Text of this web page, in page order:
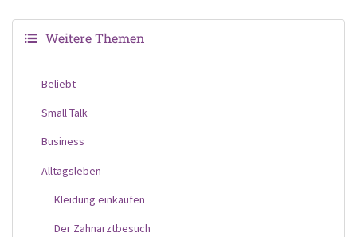
Weitere Themen
Beliebt
Small Talk
Business
Alltagsleben
Kleidung einkaufen
Der Zahnarztbesuch